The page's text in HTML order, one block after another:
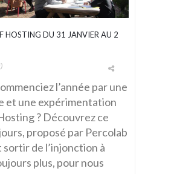
HOSTING DU 31 JANVIER AU 2
l’année par une
et une expérimentation
? Découvrez ce
proposé par Percolab
sortir de l’injonction à
plus, pour nous